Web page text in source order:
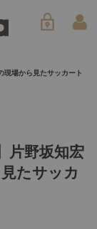
現場から見たサッカート
片野坂知宏
たサッカ